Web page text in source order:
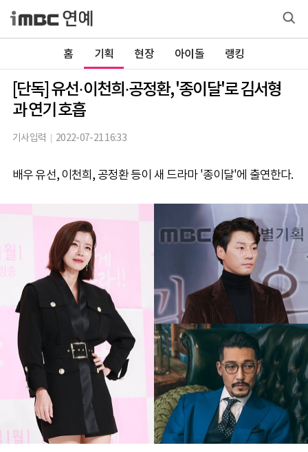
홈 기획 현장 아이돌 랭킹
[단독] 유선·이천희·공정환, '종이달'로 김서형
과 연기 호흡
기사입력 2022-07-21 16:33
배우 유선, 이천희, 공정환 등이 새 드라마 '종이달'에 출연한다.